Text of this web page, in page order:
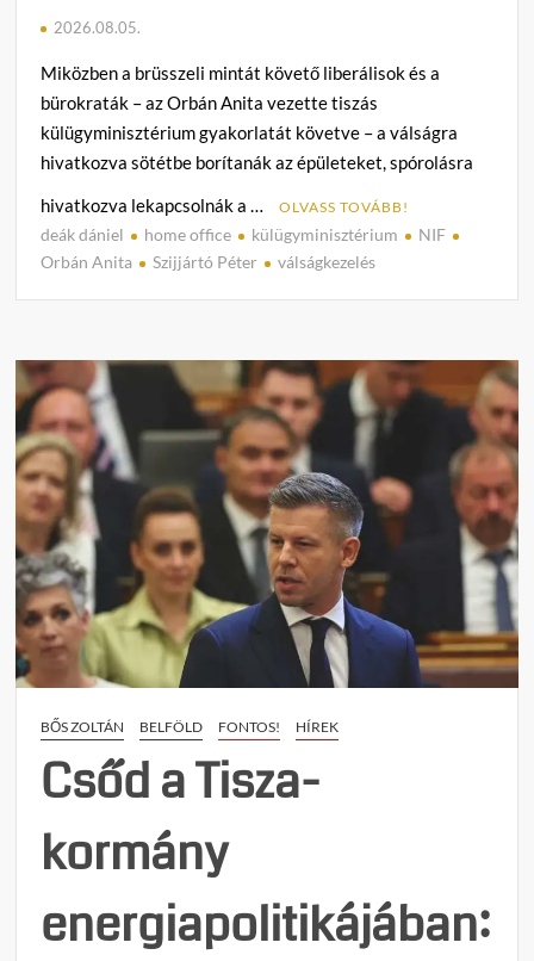
2026.08.05.
Miközben a brüsszeli mintát követő liberálisok és a
bürokraták – az Orbán Anita vezette tiszás
külügyminisztérium gyakorlatát követve – a válságra
hivatkozva sötétbe borítanák az épületeket, spórolásra
hivatkozva lekapcsolnák a …
OLVASS TOVÁBB!
deák dániel home office külügyminisztérium
NIF
Orbán Anita
Szijjártó Péter válságkezelés
e
t
on
Home
office-
ból
nem
lehet
hazát
–
BŐS ZOLTÁN BELFÖLD FONTOS! HÍREK
Csőd a Tisza-
kormány
energiapolitikájában: